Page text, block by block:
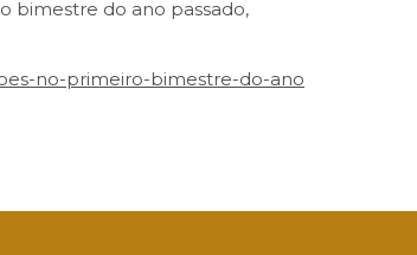
bimestre do ano passado,
no-primeiro-bimestre-do-ano